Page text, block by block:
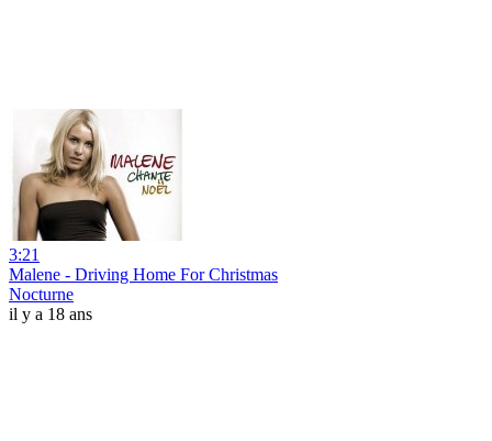
3:21
Malene - Driving Home For Christmas
Nocturne
il y a 18 ans